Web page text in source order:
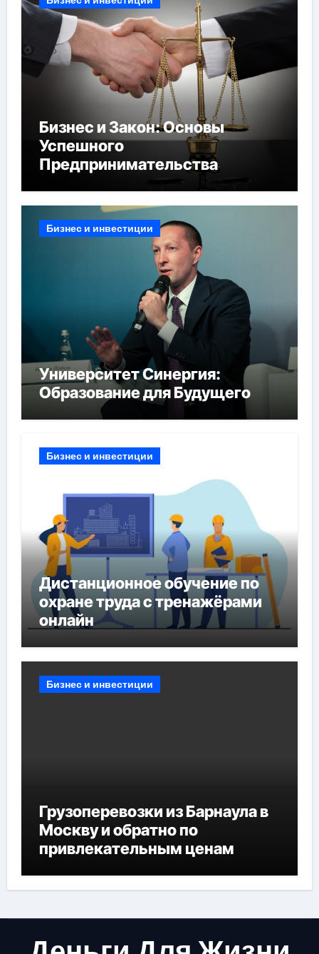
Бизнес и Закон: Основы
Успешного
Предпринимательства
Бизнес и инвестиции
Университет Синергия:
Образование для Будущего
Бизнес и инвестиции
Дистанционное обучение по
охране труда с тренажёрами
онлайн
Бизнес и инвестиции
Грузоперевозки из Барнаула в
Москву и обратно по
привлекательным ценам